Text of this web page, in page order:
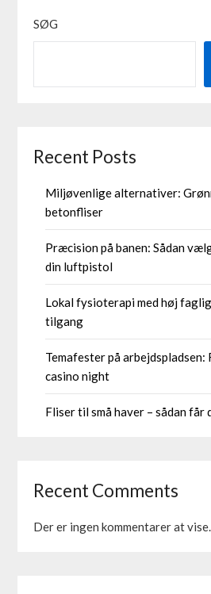
SØG
Recent Posts
Miljøvenlige alternativer:
betonfliser
Præcision på banen: Sådan
din luftpistol
Lokal fysioterapi med høj
tilgang
Temafester på arbejdspladsen:
casino night
Fliser til små haver – sådan får
Recent Comments
Der er ingen kommentarer at vise.